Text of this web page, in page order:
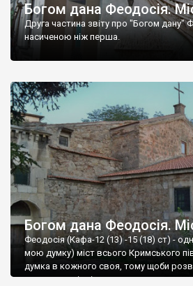
Богом дана Феодосія.
Друга частина звіту про "Богом дану"
насиченою ніж перша.
Богом дана Феодосія.
Феодосія (Кафа-12 (13) -15 (18) ст) -
мою думку) міст всього Кримського
думка в кожного своя, тому щоби
запрошую відвідати це